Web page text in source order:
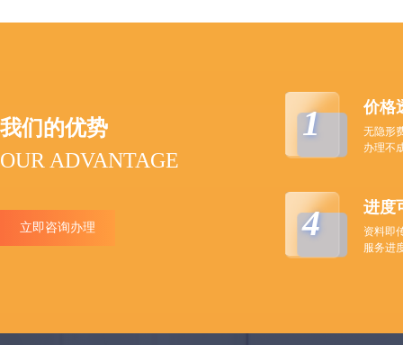
我们的优势
OUR ADVANTAGE
立即咨询办理
1 价格
无隐形
办理不
4 进度
资料即
服务进